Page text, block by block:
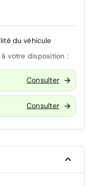
du véhicule
votre disposition :
Consulter
Consulter